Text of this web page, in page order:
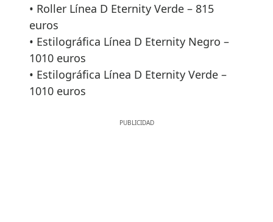
• Roller Línea D Eternity Verde – 815
euros
• Estilográfica Línea D Eternity Negro –
1010 euros
• Estilográfica Línea D Eternity Verde –
1010 euros